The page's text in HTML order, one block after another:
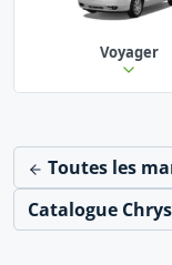
Voyager
Toutes les
Catalogue